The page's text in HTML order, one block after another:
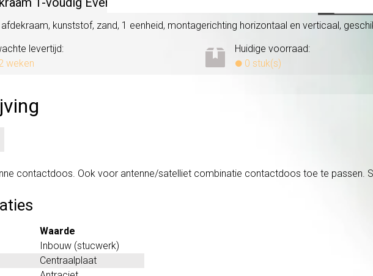
afdekraam, kunststof, zand, 1 eenheid, montagerichting horizontaal en verticaal,
levertijd:
weken
Huidige voorraad:
0 stuk(s)
contactdoos. Ook voor antenne/satelliet combinatie contactdoos toe te passen.
Waarde
Inbouw (stucwerk)
Centraalplaat